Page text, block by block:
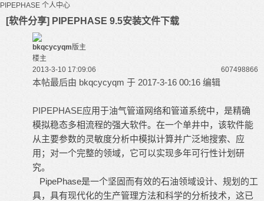
PIPEPHASE 个人中心
[软件分享] PIPEPHASE 9.5安装文件下载
bkqcycyqm版主
楼主
2013-3-10 17:09:06
607498866
本帖最后由 bkqcycyqm 于 2017-3-16 00:16 编辑
PIPEPHASE应用于油气管道网络和管道系统中，是精确
模拟稳态多相流程的强大软件。在一个单井中，该软件能
从主要参数的灵敏度分析中模拟计算并广泛地搜索、应
用；对一个完整的领域，它可以实现多年可行性计划研
究。
PipePhase是一个坚固而有效的石油领域设计、规划的工
具，具有现代化的生产管理方法和科学的分析技术，这已